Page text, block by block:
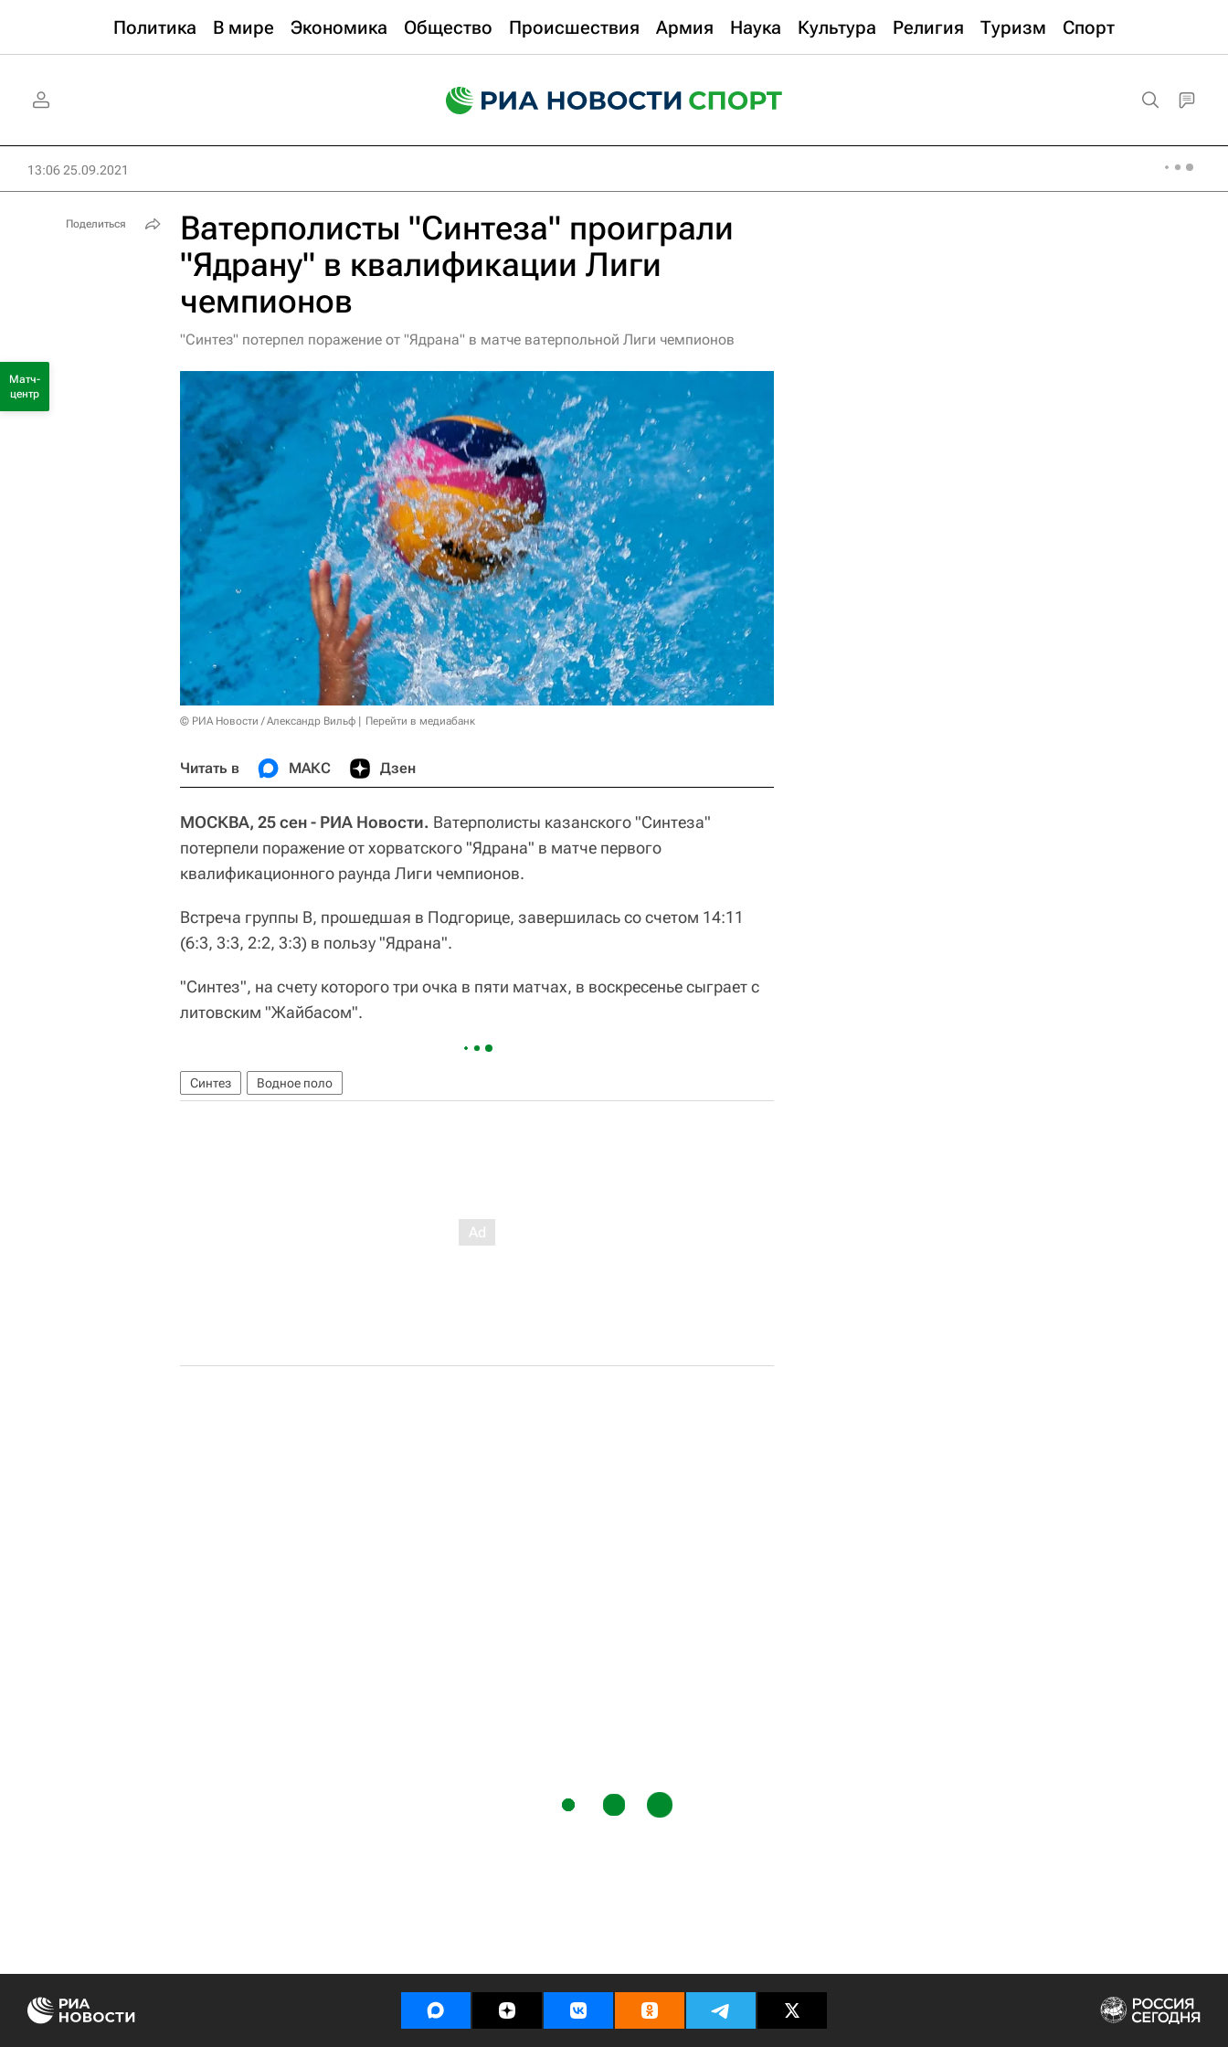
Политика В мире Экономика Общество Происшествия Армия Наука Культура Религия Туризм Спорт
13:06 25.09.2021
Ватерполисты "Синтеза" проиграли
"Ядрану" в квалификации Лиги
чемпионов
"Синтез" потерпел поражение от "Ядрана" в матче ватерпольной Лиги чемпионов
© РИА Новости / Александр Вильф Перейти в медиабанк
Читать в МАКС Дзен
МОСКВА, 25 сен - РИА Новости. Ватерполисты казанского "Синтеза"
потерпели поражение от хорватского "Ядрана" в матче первого
квалификационного раунда Лиги чемпионов.
Встреча группы В, прошедшая в Подгорице, завершилась со счетом 14:11
(6:3, 3:3, 2:2, 3:3) в пользу "Ядрана".
"Синтез", на счету которого три очка в пяти матчах, в воскресенье сыграет с
литовским "Жайбасом".
Синтез Водное поло
Поделиться
Матч-
центр